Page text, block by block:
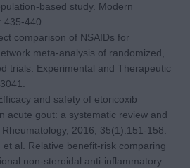
based study. Modern
435-440
comparison of NSAIDs for
meta‑analysis of randomized,
trials. Experimental and Therapeutic
and safety of etoricoxib
acute gout: a systematic review and
2016, 35(1):151-158.
et al. Relative benefit-risk comparing
non-steroidal anti-inflammatory